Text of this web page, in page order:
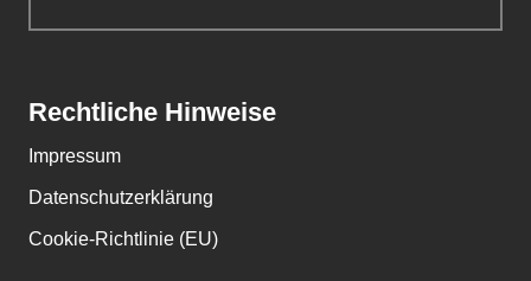
Rechtliche Hinweise
Impressum
Datenschutzerklärung
Cookie-Richtlinie (EU)